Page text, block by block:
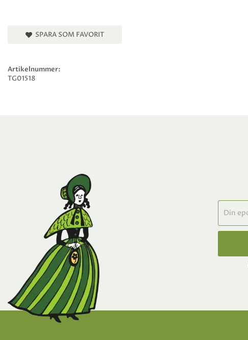
SPARA SOM FAVORIT
Artikelnummer:
TG01518